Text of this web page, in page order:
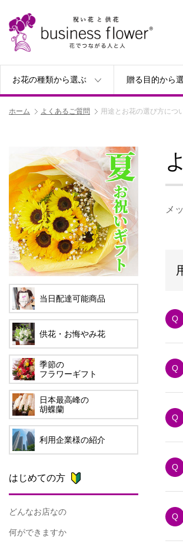
お花の種類から選ぶ 贈る目的から
ホーム よくあるご質問 用途とお花の選び方につ
メ
Q
Q
Q
Q
Q
当日配達可能商品
供花・お悔やみ花
季節の
フラワーギフト
日本最高峰の
胡蝶蘭
利用企業様の紹介
はじめての方
どんなお店なの
何ができますか